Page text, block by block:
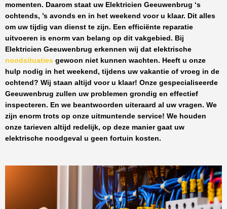
momenten. Daarom staat uw Elektricien Geeuwenbrug ‘s
ochtends, ’s avonds en in het weekend voor u klaar. Dit alles
om uw tijdig van dienst te zijn. Een efficiënte reparatie
uitvoeren is enorm van belang op dit vakgebied. Bij
Elektricien Geeuwenbrug erkennen wij dat elektrische
noodsituaties gewoon niet kunnen wachten. Heeft u onze
hulp nodig in het weekend, tijdens uw vakantie of vroeg in de
ochtend? Wij staan altijd voor u klaar! Onze gespecialiseerde
Geeuwenbrug zullen uw problemen grondig en effectief
inspecteren. En we beantwoorden uiteraard al uw vragen. We
zijn enorm trots op onze uitmuntende service! We houden
onze tarieven altijd redelijk, op deze manier gaat uw
elektrische noodgeval u geen fortuin kosten.